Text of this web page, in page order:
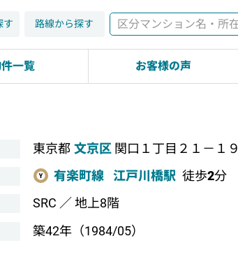
す 路線から探す
一覧 お客様の声
東京都 文京区 関口１丁目２１－１９
有楽町線 江戸川橋駅 徒歩2分
SRC ／ 地上8階
築42年（1984/05）